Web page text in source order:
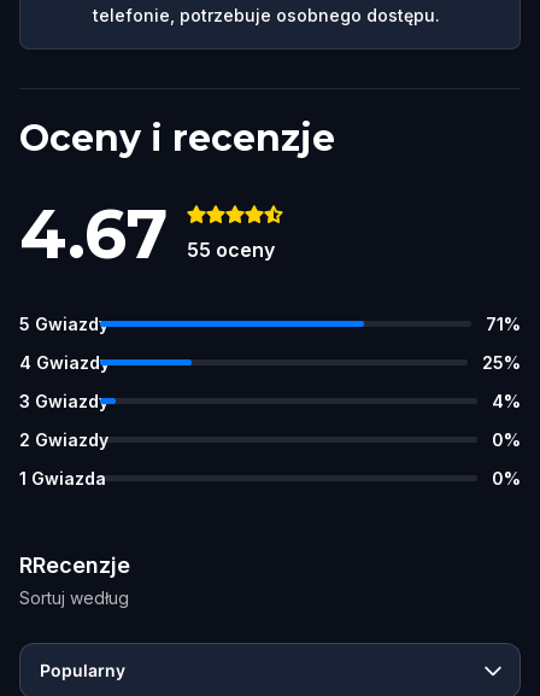
telefonie, potrzebuje osobnego dostępu.
Oceny i recenzje
4.67 55 oceny
5 Gwiazdy 71%
4 Gwiazdy 25%
3 Gwiazdy 4%
2 Gwiazdy 0%
1 Gwiazda 0%
RRecenzje
Sortuj według
Popularny